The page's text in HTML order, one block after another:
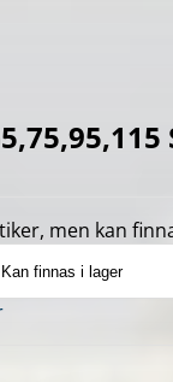
men kan